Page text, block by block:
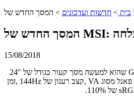
בית > חדשות ועדכונים >
15/08/2018
אנחנו קיבלנו את מסך ה-G24C שהוא למעשה מסך קעור בגודל של 24″
אשר מגיע ברזולוציית 1080P, פאנל מסוג VA ,קצב רענון של 144Hz ,זמן